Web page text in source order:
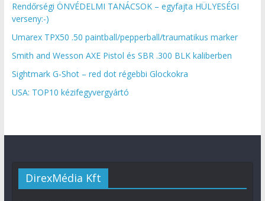
Rendőrségi ÖNVÉDELMI TANÁCSOK – egyfajta HÜLYESÉGI
verseny:-)
Umarex TPX50 .50 paintball/pepperball/traumatikus marker
Smith and Wesson AXE Pistol és SBR .300 BLK kaliberben
Sightmark G-Shot – red dot régebbi Glockokra
USA: TOP10 kézifegyvergyártó
DirexMédia Kft